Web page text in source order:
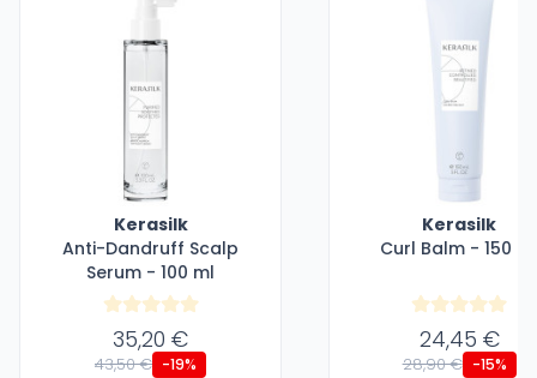
Kerasilk
Anti-Dandruff Scalp
Serum - 100 ml
35,20 €
43,50 € -19%
Kerasilk
Curl Balm - 150
24,45 €
28,90 € -15%